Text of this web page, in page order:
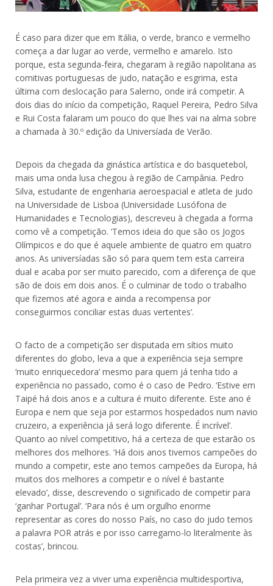
É caso para dizer que em Itália, o verde, branco e vermelho
começa a dar lugar ao verde, vermelho e amarelo. Isto
porque, esta segunda-feira, chegaram à região napolitana as
comitivas portuguesas de judo, natação e esgrima, esta
última com deslocação para Salerno, onde irá competir. A
dois dias do início da competição, Raquel Pereira, Pedro Silva
e Rui Costa falaram um pouco do que lhes vai na alma sobre
a chamada à 30.º edição da Universíada de Verão.
Depois da chegada da ginástica artística e do basquetebol,
mais uma onda lusa chegou à região de Campânia. Pedro
Silva, estudante de engenharia aeroespacial e atleta de judo
na Universidade de Lisboa (Universidade Lusófona de
Humanidades e Tecnologias), descreveu à chegada a forma
como vê a competição. ‘Temos ideia do que são os Jogos
Olímpicos e do que é aquele ambiente de quatro em quatro
anos. As universíadas são só para quem tem esta carreira
dual e acaba por ser muito parecido, com a diferença de que
são de dois em dois anos. É o culminar de todo o trabalho
que fizemos até agora e ainda a recompensa por
conseguirmos conciliar estas duas vertentes’.
O facto de a competição ser disputada em sítios muito
diferentes do globo, leva a que a experiência seja sempre
‘muito enriquecedora’ mesmo para quem já tenha tido a
experiência no passado, como é o caso de Pedro. ‘Estive em
Taipé há dois anos e a cultura é muito diferente. Este ano é
Europa e nem que seja por estarmos hospedados num navio
cruzeiro, a experiência já será logo diferente. É incrível’.
Quanto ao nível competitivo, há a certeza de que estarão os
melhores dos melhores. ‘Há dois anos tivemos campeões do
mundo a competir, este ano temos campeões da Europa, há
muitos dos melhores a competir e o nível é bastante
elevado’, disse, descrevendo o significado de competir para
‘ganhar Portugal’. ‘Para nós é um orgulho enorme
representar as cores do nosso País, no caso do judo temos
a palavra POR atrás e por isso carregamo-lo literalmente às
costas’, brincou.
Pela primeira vez a viver uma experiência multidesportiva,